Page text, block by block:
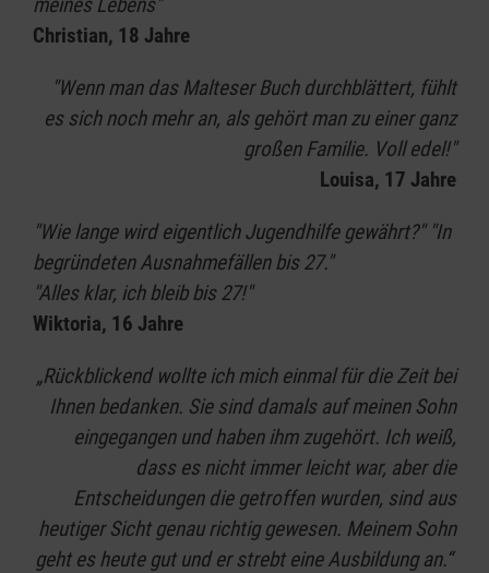
wir nicht dulden ist Gewalt gegen
Alkohol und Drogenkonsum.
Christian, 18 Jahre
"Wenn man das Malteser Buch durchblättert, fühlt
es sich noch mehr an, als gehört man zu einer ganz
großen Familie. Voll edel!"
Louisa, 17 Jahre
"Wie lange wird eigentlich Jugendhilfe gewährt?" "In
begründeten Ausnahmefällen bis 27."
"Alles klar, ich bleib bis 27!"
Wiktoria, 16 Jahre
„Rückblickend wollte ich mich einmal für die Zeit bei
Ihnen bedanken. Sie sind damals auf meinen Sohn
eingegangen und haben ihm zugehört. Ich weiß,
dass es nicht immer leicht war, aber die
Entscheidungen die getroffen wurden, sind aus
heutiger Sicht genau richtig gewesen. Meinem Sohn
geht es heute gut und er strebt eine Ausbildung an.“